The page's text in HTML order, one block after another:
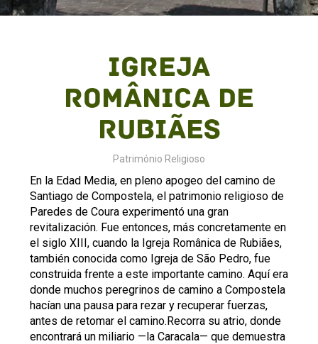
Igreja
Românica de
Rubiães
Património Religioso
En la Edad Media, en pleno apogeo del camino de
Santiago de Compostela, el patrimonio religioso de
Paredes de Coura experimentó una gran
revitalización. Fue entonces, más concretamente en
el siglo XIII, cuando la Igreja Românica de Rubiães,
también conocida como Igreja de São Pedro, fue
construida frente a este importante camino. Aquí era
donde muchos peregrinos de camino a Compostela
hacían una pausa para rezar y recuperar fuerzas,
antes de retomar el camino.Recorra su atrio, donde
encontrará un miliario —la Caracala— que demuestra